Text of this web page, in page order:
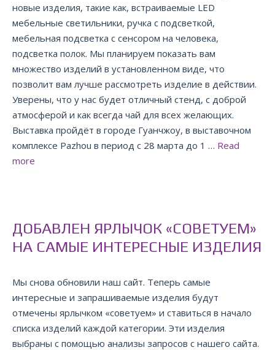
новые изделия, такие как, встраиваемые LED
мебельные светильники, ручка с подсветкой,
мебельная подсветка с сенсором на человека,
подсветка полок. Мы планируем показать вам
множество изделий в установленном виде, что
позволит вам лучше рассмотреть изделие в действии.
Уверены, что у нас будет отличный стенд, с доброй
атмосферой и как всегда чай для всех желающих.
Выставка пройдёт в городе Гуанчжоу, в выставочном
комплексе Pazhou в период с 28 марта до 1 … Read
more
ДОБАВЛЕН ЯРЛЫЧОК «СОВЕТУЕМ»
НА САМЫЕ ИНТЕРЕСНЫЕ ИЗДЕЛИЯ
Мы снова обновили наш сайт. Теперь самые
интересные и запрашиваемые изделия будут
отмечены ярлычком «советуем» и ставиться в начало
списка изделий каждой категории. Эти изделия
выбраны с помощью анализы запросов с нашего сайта.